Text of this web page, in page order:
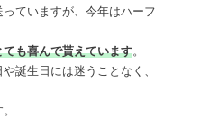
ていますが、今年はハーフ
ても喜んで貰えています。
誕生日には迷うことなく、